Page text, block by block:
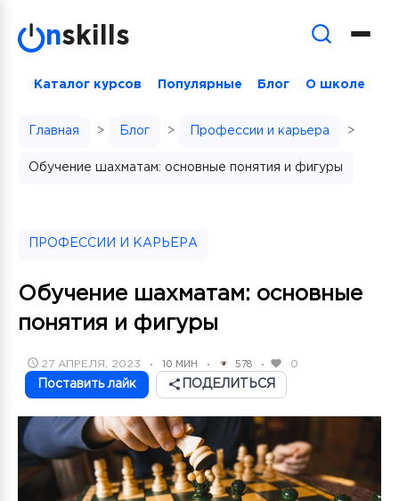
nskills
Каталог курсов Популярные Блог О школе
Главная > Блог > Профессии и карьера >
Обучение шахматам: основные понятия и фигуры
ПРОФЕССИИ И КАРЬЕРА
Обучение шахматам: основные
понятия и фигуры
POSTED
ON
27 АПРЕЛЯ, 2023 • 10 МИН • 578 • 0
Поставить лайк ПОДЕЛИТЬСЯ